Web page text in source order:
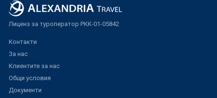
Лиценз за туроператор РКК-01-05842
Контакти
За нас
Клиентите за нас
Общи условия
Документи